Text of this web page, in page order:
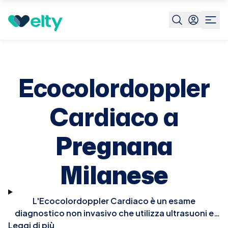
Prenota visita
Pregnana
Ecocolordoppler
Cardiaco a
Pregnana
Milanese
L'Ecocolordoppler Cardiaco è un esame
diagnostico non invasivo che utilizza ultrasuoni e
tecnologia Doppler per visualizzare in tempo reale le
Leggi di più